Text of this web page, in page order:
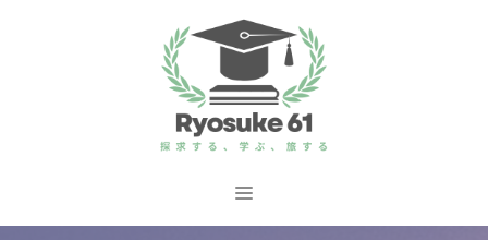
ス
メ